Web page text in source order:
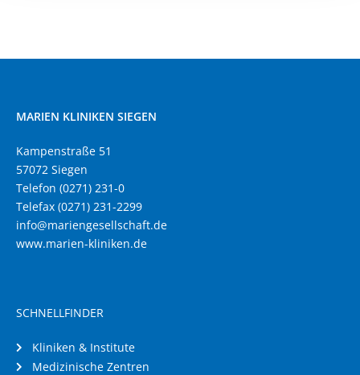
MARIEN KLINIKEN SIEGEN
Kampenstraße 51
57072 Siegen
Telefon (0271) 231-0
Telefax (0271) 231-2299
info@mariengesellschaft.de
www.marien-kliniken.de
SCHNELLFINDER
Kliniken & Institute
Medizinische Zentren